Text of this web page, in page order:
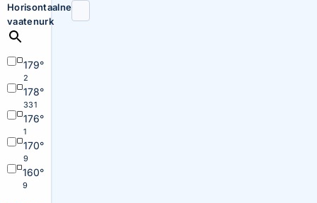
Horisontaalne
vaatenurk
179°
2
178°
331
176°
1
170°
9
160°
9